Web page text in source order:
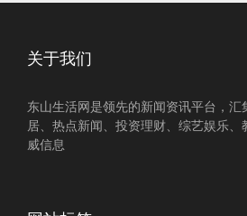
关于我们
东山生活网是领先的新闻资讯平台，汇
居、热点新闻、投资理财、综艺娱乐、
威信息